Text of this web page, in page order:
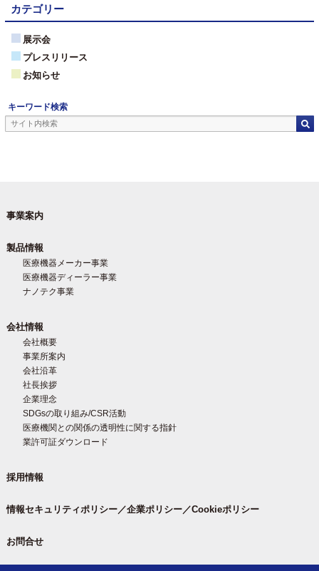
カテゴリー
お知らせ
プレスリリース
展示会
キーワード検索
事業案内
製品情報
医療機器メーカー事業
医療機器ディーラー事業
ナノテク事業
会社情報
会社概要
事業所案内
会社沿革
社長挨拶
企業理念
SDGsの取り組み/CSR活動
医療機関との関係の透明性に関する指針
業許可証ダウンロード
採用情報
情報セキュリティポリシー／企業ポリシー／Cookieポリシー
お問合せ